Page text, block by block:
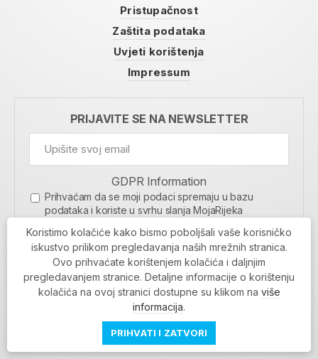
Pristupačnost
Zaštita podataka
Uvjeti korištenja
Impressum
PRIJAVITE SE NA NEWSLETTER
GDPR Information
Prihvaćam da se moji podaci spremaju u bazu
podataka i koriste u svrhu slanja MojaRijeka
MOJARIJEKA NEWSLETTER
PRIJAVI SE
Povratak na vrh
Koristimo kolačiće kako bismo poboljšali vaše korisničko
iskustvo prilikom pregledavanja naših mrežnih stranica.
Ovo prihvaćate korištenjem kolačića i daljnjim
pregledavanjem stranice. Detaljne informacije o korištenju
kolačića na ovoj stranici dostupne su klikom na više
informacija.
PRIHVATI I ZATVORI